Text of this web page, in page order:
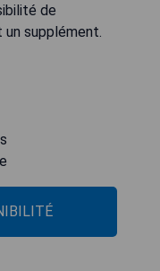
de
supplément.